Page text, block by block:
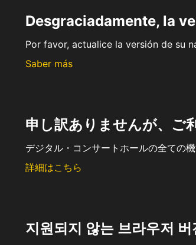
Desgraciadamente, la
Por favor, actualice la versión de su
Saber más
申し訳ありませんが、ご
デジタル・コンサートホールの全ての
詳細はこちら
지원되지 않는 브라우저